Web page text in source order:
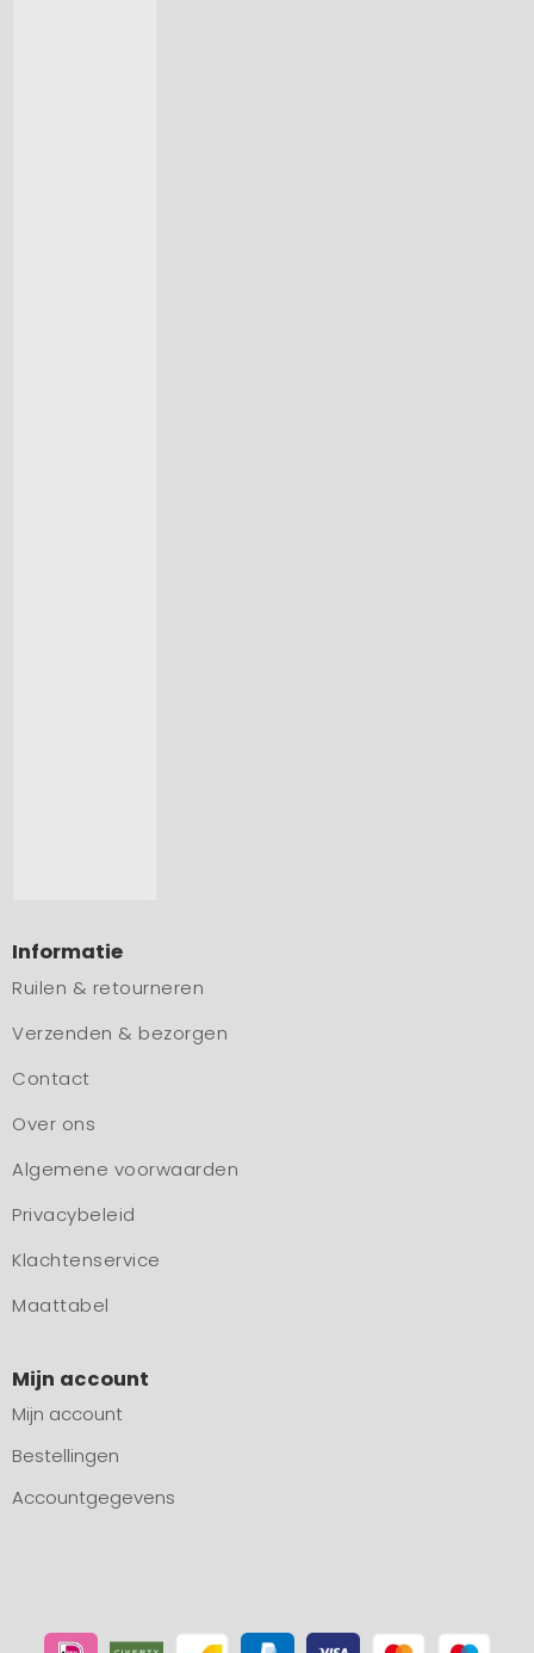
Informatie
Ruilen & retourneren
Verzenden & bezorgen
Contact
Over ons
Algemene voorwaarden
Privacybeleid
Klachtenservice
Maattabel
Mijn account
Mijn account
Bestellingen
Accountgegevens